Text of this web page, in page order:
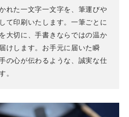
れた一文字一文字を、筆運びや
て印刷いたします。一筆ごとに
大切に、手書きならではの温か
けします。お手元に届いた瞬
の心が伝わるような、誠実な仕
。